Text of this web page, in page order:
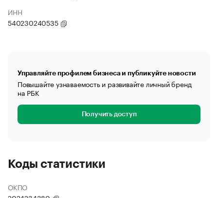
ИНН
540230240535
Управляйте профилем бизнеса и публикуйте новости
Повышайте узнаваемость и развивайте личный бренд
на РБК
Получить доступ
Коды статистики
ОКПО